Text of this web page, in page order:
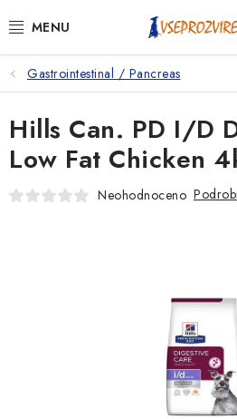
na
PSI
KOČKY
KONĚ
KRÁLÍCI/HLODAVCI/PTÁCI
Gastrointestinal / Pancreas
Hills Can. PD I/D
Low Fat Chicken
Neohodnoceno